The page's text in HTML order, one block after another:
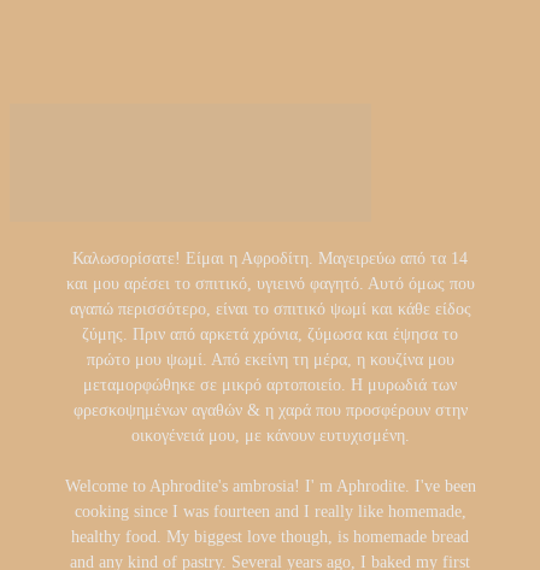
Καλωσορίσατε! Είμαι η Αφροδίτη. Μαγειρεύω από τα 14
και μου αρέσει το σπιτικό, υγιεινό φαγητό. Αυτό όμως που
αγαπώ περισσότερο, είναι το σπιτικό ψωμί και κάθε είδος
ζύμης. Πριν από αρκετά χρόνια, ζύμωσα και έψησα το
πρώτο μου ψωμί. Από εκείνη τη μέρα, η κουζίνα μου
μεταμορφώθηκε σε μικρό αρτοποιείο. Η μυρωδιά των
φρεσκοψημένων αγαθών & η χαρά που προσφέρουν στην
οικογένειά μου, με κάνουν ευτυχισμένη.
Welcome to Aphrodite's ambrosia! I' m Aphrodite. I've been
cooking since I was fourteen and I really like homemade,
healthy food. My biggest love though, is homemade bread
and any kind of pastry. Several years ago, I baked my first